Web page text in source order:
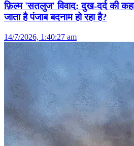
फ़िल्म 'सतलुज' विवाद: दुख-दर्द की
जाता है पंजाब बदनाम हो रहा है?
14/7/2026, 1:40:27 am